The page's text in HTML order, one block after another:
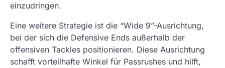
einzudringen.
Eine weitere Strategie ist die “Wide 9”-Ausrichtung,
bei der sich die Defensive Ends außerhalb der
offensiven Tackles positionieren. Diese Ausrichtung
schafft vorteilhafte Winkel für Passrushes und hilft,